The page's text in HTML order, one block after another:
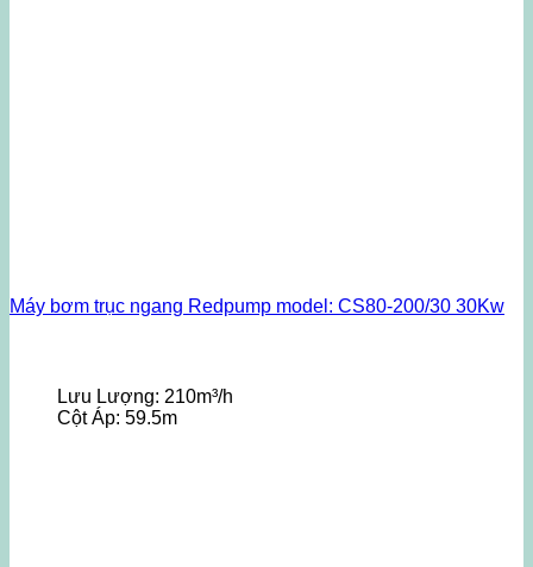
Máy bơm trục ngang Redpump model: CS80-200/30 30Kw
Lưu Lượng: 210m³/h
Cột Áp: 59.5m